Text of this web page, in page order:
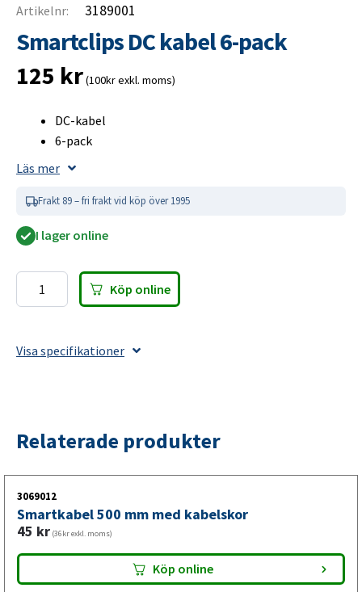
Artikelnr: 3189001
Smartclips DC kabel 6-pack
125 kr(100kr exkl. moms)
DC-kabel
6-pack
Smartclips DC kabel 6-pack
släpvagnens ram utan verktyg.
Snabbklämmor för rammontering
Läs mer
Frakt 89 – fri frakt vid köp över 1995
I lager online
Smartclips
6-
Köp online
Visa specifikationer
Relaterade produkter
3069012
Smartkabel 500 mm med kabelskor
45 kr (36kr exkl. moms)
Köp online